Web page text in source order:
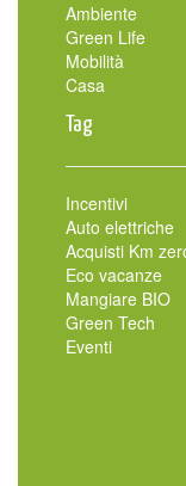
Ambiente
Green Life
Mobilità
Casa
Tag
Incentivi
Auto elettriche
Acquisti Km
Eco vacanze
Mangiare BIO
Green Tech
Eventi